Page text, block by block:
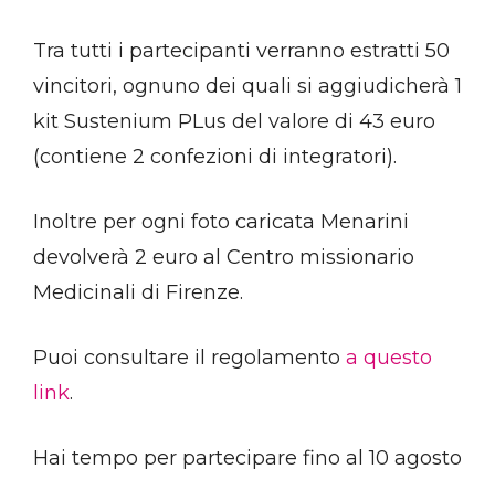
Tra tutti i partecipanti verranno estratti 50
vincitori, ognuno dei quali si aggiudicherà 1
kit Sustenium PLus del valore di 43 euro
(contiene 2 confezioni di integratori).
Inoltre per ogni foto caricata Menarini
devolverà 2 euro al Centro missionario
Medicinali di Firenze.
Puoi consultare il regolamento a questo
link.
Hai tempo per partecipare fino al 10 agosto